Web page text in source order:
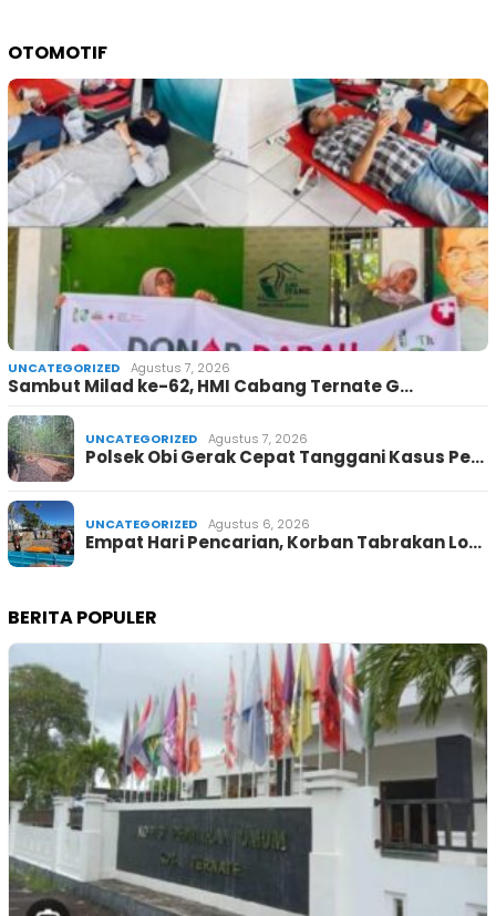
OTOMOTIF
UNCATEGORIZED Agustus 7, 2026
Sambut Milad ke-62, HMI Cabang Ternate G…
UNCATEGORIZED Agustus 7, 2026
Polsek Obi Gerak Cepat Tanggani Kasus Pe…
UNCATEGORIZED Agustus 6, 2026
Empat Hari Pencarian, Korban Tabrakan Lo…
BERITA POPULER